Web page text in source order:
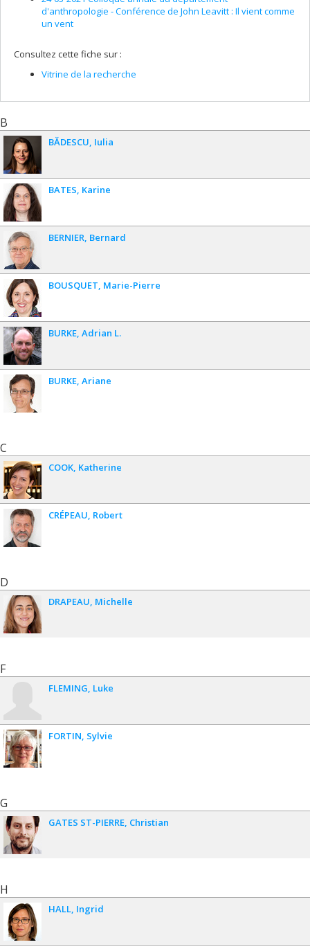
d'anthropologie - Conférence de John Leavitt : Il vient comme
un vent
Consultez cette fiche sur :
Vitrine de la recherche
B
BĂDESCU Iulia
BATES Karine
BERNIER Bernard
BOUSQUET Marie-Pierre
BURKE Adrian L.
BURKE Ariane
C
COOK Katherine
CRÉPEAU Robert
D
DRAPEAU Michelle
F
FLEMING Luke
FORTIN Sylvie
G
GATES ST-PIERRE Christian
H
HALL Ingrid